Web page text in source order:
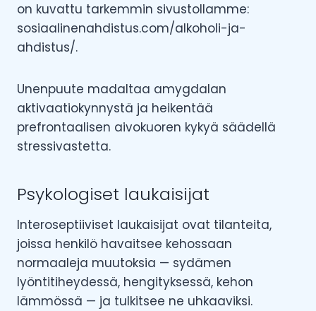
on kuvattu tarkemmin sivustollamme:
sosiaalinenahdistus.com/alkoholi-ja-
ahdistus/.
Unenpuute madaltaa amygdalan
aktivaatiokynnystä ja heikentää
prefrontaalisen aivokuoren kykyä säädellä
stressivastetta.
Psykologiset laukaisijat
Interoseptiiviset laukaisijat ovat tilanteita,
joissa henkilö havaitsee kehossaan
normaaleja muutoksia — sydämen
lyöntitiheydessä, hengityksessä, kehon
lämmössä — ja tulkitsee ne uhkaaviksi.